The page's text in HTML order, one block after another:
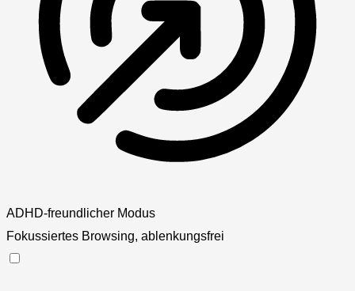
ADHD-freundlicher Modus
Fokussiertes Browsing, ablenkungsfrei